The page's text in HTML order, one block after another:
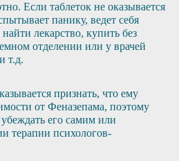
Если таблеток не оказывается
панику, ведет себя
лекарство, купить без
отделении или у врачей
т.д.
признать, что ему
от Феназепама, поэтому
его самим или
терапии психологов-